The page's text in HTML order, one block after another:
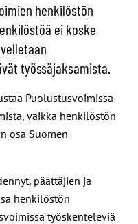
henkilöstön
ei koske
työssäjaksamista.
Puolustusvoimissa
vaikka henkilöstön
osa Suomen
päättäjien ja
henkilöstön
työskenteleviä